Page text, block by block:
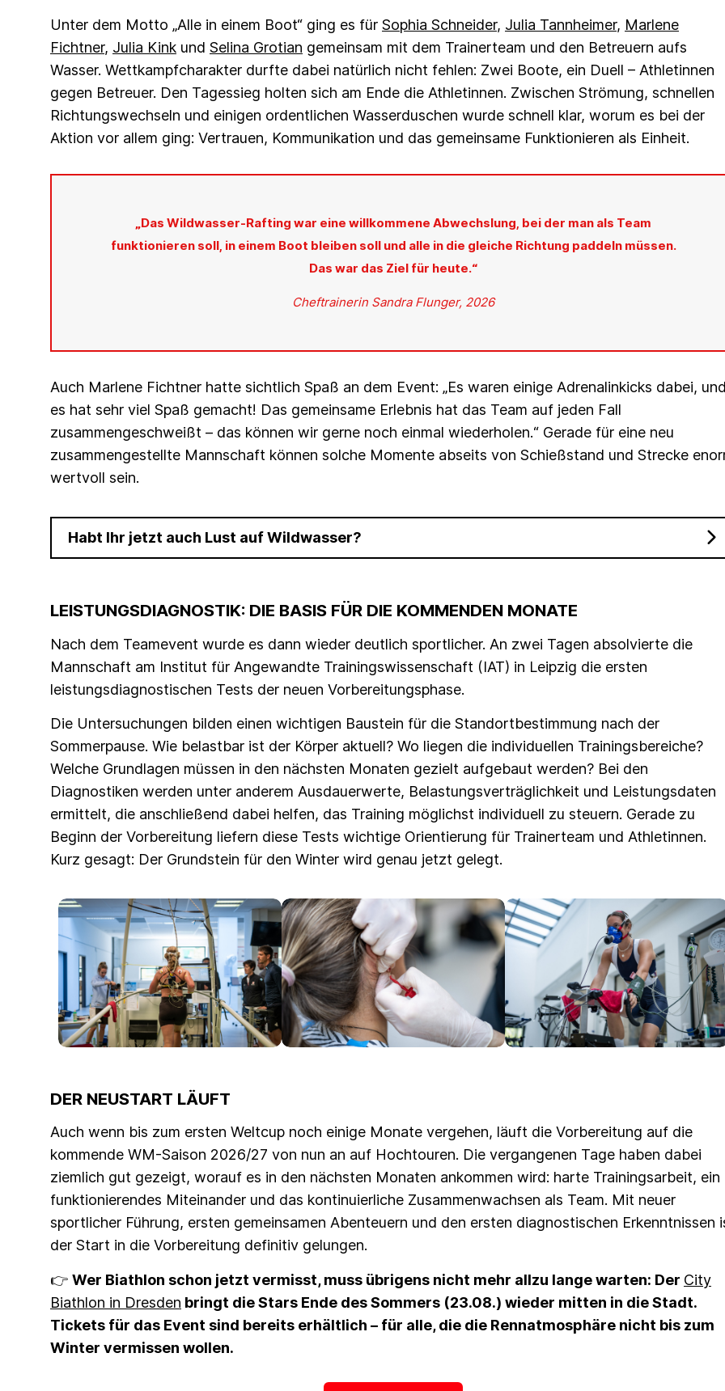
Unter dem Motto „Alle in einem Boot“ ging es für Sophia Schneider, Julia Tannheimer, Marlene
Fichtner, Julia Kink und Selina Grotian gemeinsam mit dem Trainerteam und den Betreuern aufs
Wasser. Wettkampfcharakter durfte dabei natürlich nicht fehlen: Zwei Boote, ein Duell – Athletinnen
gegen Betreuer. Den Tagessieg holten sich am Ende die Athletinnen. Zwischen Strömung, schnellen
Richtungswechseln und einigen ordentlichen Wasserduschen wurde schnell klar, worum es bei der
Aktion vor allem ging: Vertrauen, Kommunikation und das gemeinsame Funktionieren als Einheit.
„Das Wildwasser-Rafting war eine willkommene Abwechslung, bei der man als Team
funktionieren soll, in einem Boot bleiben soll und alle in die gleiche Richtung paddeln müssen.
Das war das Ziel für heute.“
Cheftrainerin Sandra Flunger, 2026
Auch Marlene Fichtner hatte sichtlich Spaß an dem Event: „Es waren einige Adrenalinkicks dabei,
es hat sehr viel Spaß gemacht! Das gemeinsame Erlebnis hat das Team auf jeden Fall
zusammengeschweißt – das können wir gerne noch einmal wiederholen.“ Gerade für eine neu
zusammengestellte Mannschaft können solche Momente abseits von Schießstand und Strecke
wertvoll sein.
Habt Ihr jetzt auch Lust auf Wildwasser?
LEISTUNGSDIAGNOSTIK: DIE BASIS FÜR DIE KOMMENDEN MONATE
Nach dem Teamevent wurde es dann wieder deutlich sportlicher. An zwei Tagen absolvierte die
Mannschaft am Institut für Angewandte Trainingswissenschaft (IAT) in Leipzig die ersten
leistungsdiagnostischen Tests der neuen Vorbereitungsphase.
Die Untersuchungen bilden einen wichtigen Baustein für die Standortbestimmung nach der
Sommerpause. Wie belastbar ist der Körper aktuell? Wo liegen die individuellen Trainingsbereiche?
Welche Grundlagen müssen in den nächsten Monaten gezielt aufgebaut werden? Bei den
Diagnostiken werden unter anderem Ausdauerwerte, Belastungsverträglichkeit und Leistungsdaten
ermittelt, die anschließend dabei helfen, das Training möglichst individuell zu steuern. Gerade zu
Beginn der Vorbereitung liefern diese Tests wichtige Orientierung für Trainerteam und Athletinnen.
Kurz gesagt: Der Grundstein für den Winter wird genau jetzt gelegt.
DER NEUSTART LÄUFT
Auch wenn bis zum ersten Weltcup noch einige Monate vergehen, läuft die Vorbereitung auf die
kommende WM-Saison 2026/27 von nun an auf Hochtouren. Die vergangenen Tage haben dabei
ziemlich gut gezeigt, worauf es in den nächsten Monaten ankommen wird: harte Trainingsarbeit, ein
funktionierendes Miteinander und das kontinuierliche Zusammenwachsen als Team. Mit neuer
sportlicher Führung, ersten gemeinsamen Abenteuern und den ersten diagnostischen Erkenntnissen
der Start in die Vorbereitung definitiv gelungen.
👉 Wer Biathlon schon jetzt vermisst, muss übrigens nicht mehr allzu lange warten: Der City
Biathlon in Dresden bringt die Stars Ende des Sommers (23.08.) wieder mitten in die Stadt.
Tickets für das Event sind bereits erhältlich – für alle, die die Rennatmosphäre nicht bis zum
Winter vermissen wollen.